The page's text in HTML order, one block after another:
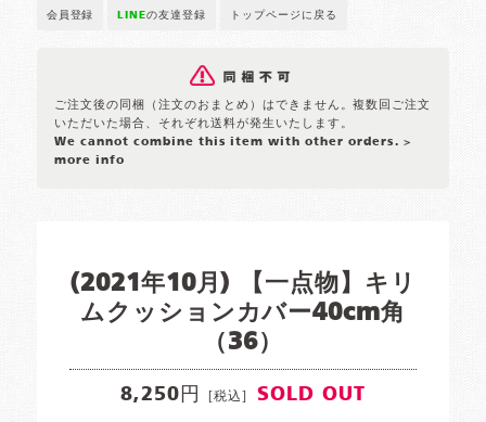
会員登録 LINEの友達登録 トップページに戻る
ご注文後の同梱（注文のおまとめ）はできません。複数回ご注文
いただいた場合、それぞれ送料が発生いたします。
We cannot combine this item with other orders. >
more info
(2021年10月) 【一点物】キリ
ムクッションカバー40cm角
（36）
8,250円 [税込] SOLD OUT